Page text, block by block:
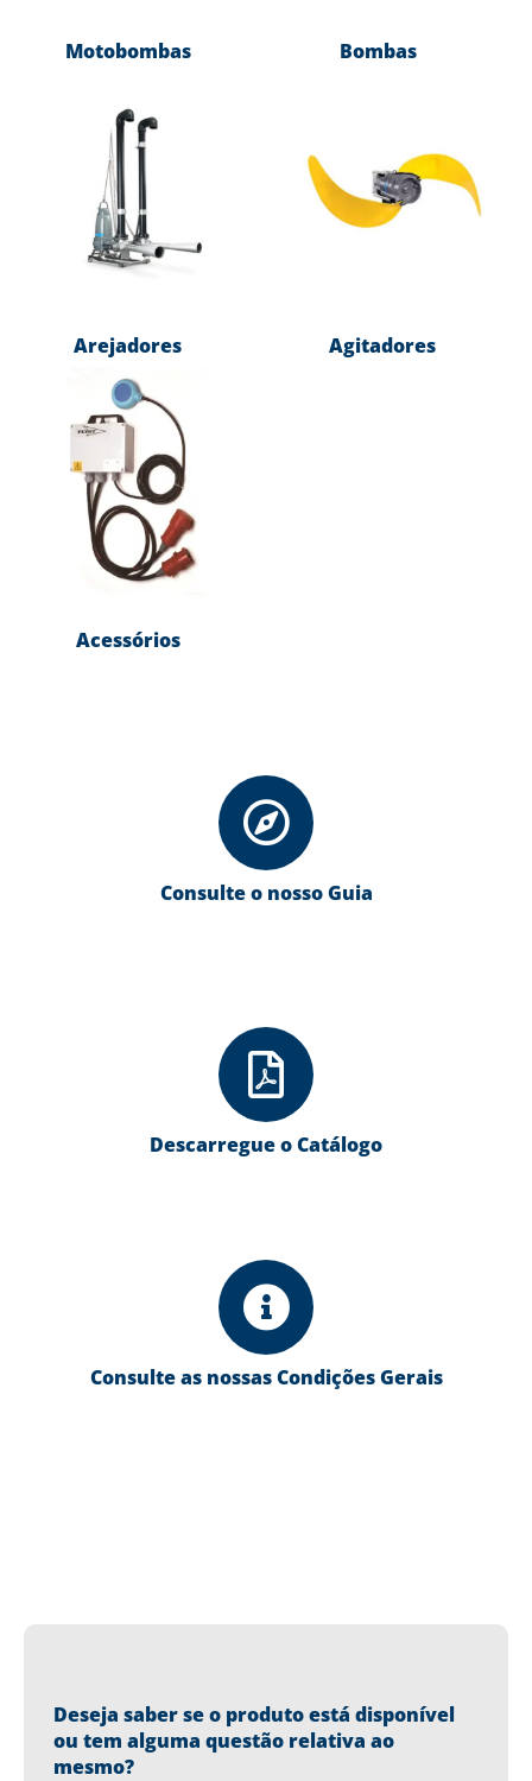
Motobombas Bombas
Arejadores Agitadores
Acessórios
Consulte o nosso Guia
Descarregue o Catálogo
Consulte as nossas Condições Gerais
Deseja saber se o produto está disponível
ou tem alguma questão relativa ao
mesmo?